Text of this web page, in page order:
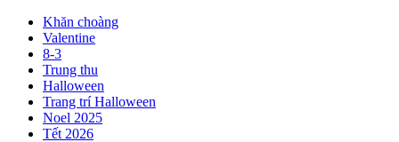
Khăn choàng
Valentine
8-3
Trung thu
Halloween
Trang trí Halloween
Noel 2025
Tết 2026